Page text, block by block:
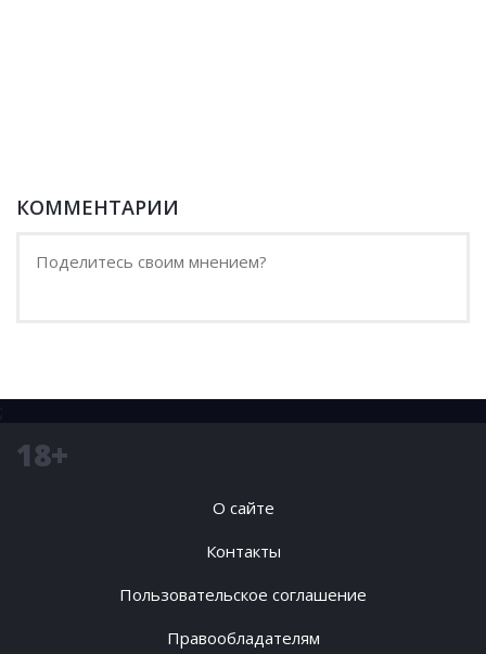
КОММЕНТАРИИ
;
18+
О сайте
Контакты
Пользовательское соглашение
Правообладателям